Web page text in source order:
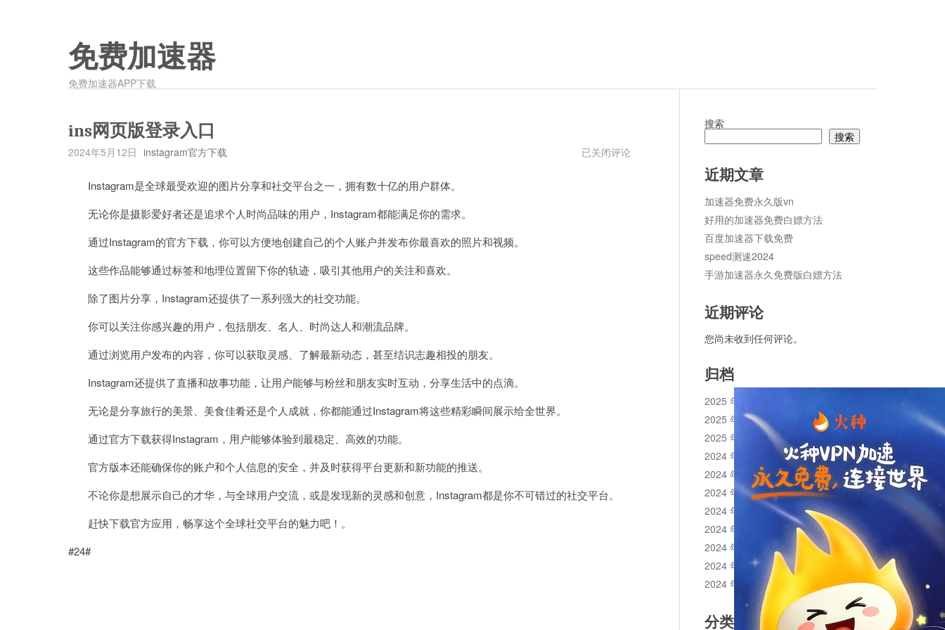
免费加速器
免费加速器APP下载
ins网页版登录入口
2024年5月12日 instagram官方下载
ins
已关闭评论
Instagram是全球最受欢迎的图片分享和社交平台之一，拥有数十亿的用户群体。
无论你是摄影爱好者还是追求个人时尚品味的用户，Instagram都能满足你的需求。
通过Instagram的官方下载，你可以方便地创建自己的个人账户并发布你最喜欢的照片和视频。
这些作品能够通过标签和地理位置留下你的轨迹，吸引其他用户的关注和喜欢。
除了图片分享，Instagram还提供了一系列强大的社交功能。
你可以关注你感兴趣的用户，包括朋友、名人、时尚达人和潮流品牌。
通过浏览用户发布的内容，你可以获取灵感、了解最新动态，甚至结识志趣相投的朋友。
Instagram还提供了直播和故事功能，让用户能够与粉丝和朋友实时互动，分享生活中的点滴。
无论是分享旅行的美景、美食佳肴还是个人成就，你都能通过Instagram将这些精彩瞬间展示给全世界。
通过官方下载获得Instagram，用户能够体验到最稳定、高效的功能。
官方版本还能确保你的账户和个人信息的安全，并及时获得平台更新和新功能的推送。
不论你是想展示自己的才华，与全球用户交流，或是发现新的灵感和创意，Instagram都是你不可错过的社交平台。
赶快下载官方应用，畅享这个全球社交平台的魅力吧！。
#24#
搜索
搜索
近期文章
加速器免费永久版vn
好用的加速器免费白嫖方法
百度加速器下载免费
speed测速2024
手游加速器永久免费版白嫖方法
近期评论
您尚未收到任何评论。
归档
2025 年 11 月
2025 年 10 月
2025 年 1 月
2024 年 12 月
2024 年 11 月
2024 年 10 月
2024 年 9 月
2024 年 8 月
2024 年 7 月
2024 年 6 月
2024 年 5 月
分类目录